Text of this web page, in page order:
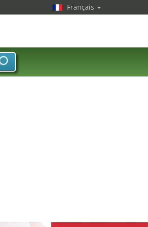
Français